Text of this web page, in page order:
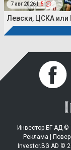
7 авг 2026 | 5
Левски, ЦСКА
Инвестор.БГ АД ©
Реклама
Investor.BG AD ©